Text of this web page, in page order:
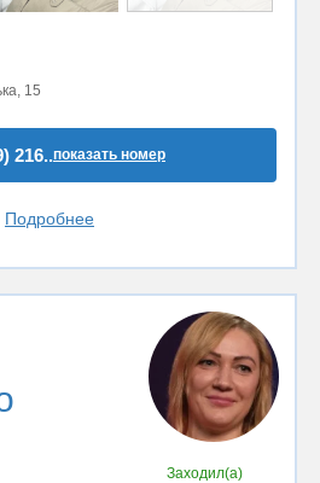
15
216..показать номер
Подробнее
Заходил(а)